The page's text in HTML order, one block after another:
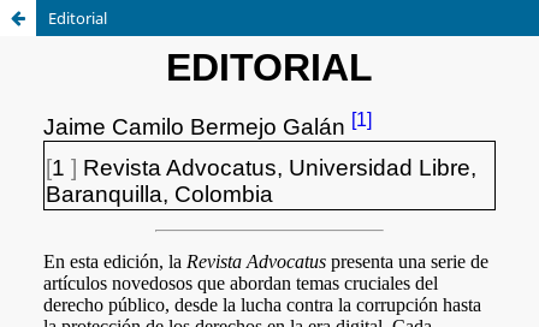
Editorial